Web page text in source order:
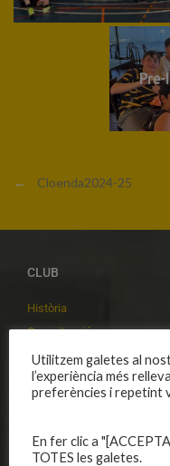
← Cloenda2024-25
CLUB
Història
Organització
Publicacions
Avís legal
Política de privadesa
Privadesa a les xarxes
Utilitzem galetes al
l’experiència més
preferències i repetint
En fer clic a
TOTES les galetes.